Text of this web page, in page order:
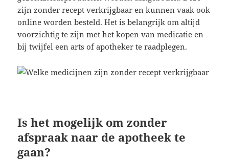
zijn zonder recept verkrijgbaar en kunnen vaak ook
online worden besteld. Het is belangrijk om altijd
voorzichtig te zijn met het kopen van medicatie en
bij twijfel een arts of apotheker te raadplegen.
Is het mogelijk om zonder
afspraak naar de apotheek te
gaan?